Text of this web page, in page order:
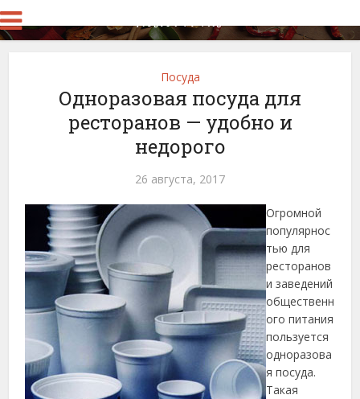
Посуда
Одноразовая посуда для
ресторанов — удобно и
недорого
26 августа, 2017
Огромной
популярнос
тью для
ресторанов
и заведений
общественн
ого питания
пользуется
одноразова
я посуда.
Такая